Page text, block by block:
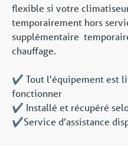
flexible si votre
temporairement hors
supplémentaire
chauffage.
✔️ Tout l'équipement est
fonctionner
✔️ Installé et récupéré
✔️Service d’assistance